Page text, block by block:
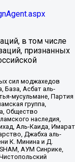
в том числе
признанных
сил моджахедов
База, Асбат аль-
мусульмане, Партия
группа,
Общество
наследия,
Аль-Каида, Имарат
Джабха аль-
К. Минина и Д.
АУМ Синрике,